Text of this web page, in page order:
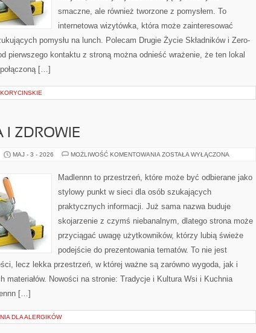
smaczne, ale również tworzone z pomysłem. To
internetowa wizytówka, która może zainteresować
pomysłu na lunch. Polecam Drugie Życie Składników i Zero-
pierwszego kontaktu z stroną można odnieść wrażenie, że ten lokal
[…]
I ZDROWIE
MAJ - 3 - 2026 MOŻLIWOŚĆ KOMENTOWANIA STYL
ZDROWIE
ZOSTAŁA WYŁĄCZONA
Madlennn to przestrzeń, które może być odbierane jako
stylowy punkt w sieci dla osób szukających
praktycznych informacji. Już sama nazwa buduje
skojarzenie z czymś niebanalnym, dlatego strona może
przyciągać uwagę użytkowników, którzy lubią świeże
podejście do prezentowania tematów. To nie jest
lecz lekka przestrzeń, w której ważne są zarówno wygoda, jak i
materiałów. Nowości na stronie: Tradycje i Kultura Wsi i Kuchnia
[…]
DLA ALERGIKÓW